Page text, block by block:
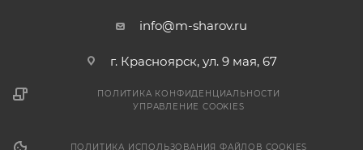
info@m-sharov.ru
г. Красноярск, ул. 9 мая, 67
ПОЛИТИКА КОНФИДЕНЦИАЛЬНОСТИ
УПРАВЛЕНИЕ COOKIES
ПОЛИТИКА ИСПОЛЬЗОВАНИЯ ФАЙЛОВ COOKIES